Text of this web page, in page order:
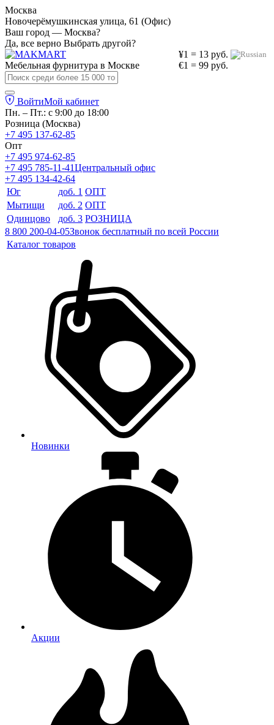
Москва
Новочерёмушкинская улица, 61 (Офис)
Ваш город — Москва?
Да, все верно Выбрать другой?
¥1 = 13 руб.
€1 = 99 руб.
Мебельная фурнитура в Москве
ВойтиМой кабинет
Пн. – Пт.: с 9:00 до 18:00
Розница (Москва)
+7 495 137-62-85
Опт
+7 495 974-62-85
+7 495 785-11-41Центральный офис
+7 495 134-42-64
Юг
доб. 1 ОПТ
Мытищи
доб. 2 ОПТ
Одинцово
доб. 3 РОЗНИЦА
8 800 200-04-05Звонок бесплатный по всей России
Каталог товаров
Новинки
Акции